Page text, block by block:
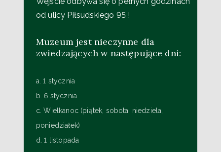
od ulicy Piłsudskiego 95 !
Muzeum jest nieczynne dla
zwiedzających w następujące dni:
a. 1 stycznia
b. 6 stycznia
c. Wielkanoc (piątek, sobota, niedziela,
poniedziałek)
d. 1 listopada